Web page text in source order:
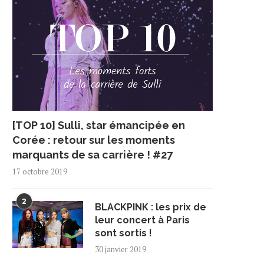
[TOP 10] Sulli, star émancipée en
Corée : retour sur les moments
marquants de sa carrière ! #27
17 octobre 2019
2
BLACKPINK : les prix de
leur concert à Paris
sont sortis !
30 janvier 2019